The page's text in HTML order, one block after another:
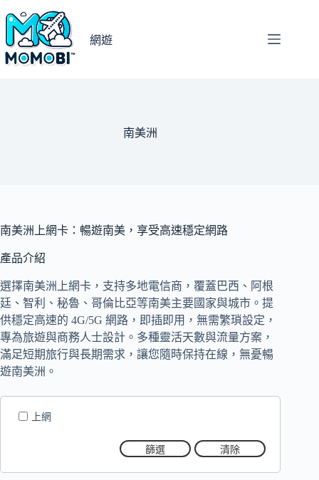
主
要
網遊
南美洲
南美洲上網卡：暢遊南美，享受高速穩定網路
產品介紹
選擇南美洲上網卡，支持多地電信商，覆蓋巴西、阿根
廷、智利、秘魯、哥倫比亞等南美主要國家與城市。提
供穩定高速的 4G/5G 網路，即插即用，無需繁瑣設定，
專為旅遊與商務人士設計。多種靈活天數與流量方案，
滿足短期旅行與長期需求，讓您隨時保持在線，無憂暢
遊南美洲。
上網
篩選 清除